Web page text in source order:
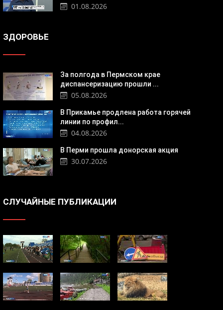
01.08.2026
ЗДОРОВЬЕ
За полгода в Пермском крае
диспансеризацию прошли ...
05.08.2026
В Прикамье продлена работа горячей
линии по профил...
04.08.2026
В Перми прошла донорская акция
30.07.2026
СЛУЧАЙНЫЕ ПУБЛИКАЦИИ